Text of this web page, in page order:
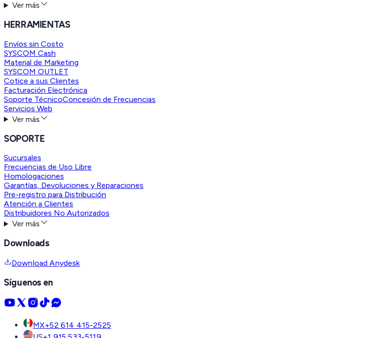
Ver más
HERRAMIENTAS
Envíos sin Costo
SYSCOM Cash
Material de Marketing
SYSCOM OUTLET
Cotice a sus Clientes
Facturación Electrónica
Soporte TécnicoConcesión de Frecuencias
Servicios Web
Ver más
SOPORTE
Sucursales
Frecuencias de Uso Libre
Homologaciones
Garantías, Devoluciones y Reparaciones
Pre-registro para Distribución
Atención a Clientes
Distribuidores No Autorizados
Ver más
Downloads
Download Anydesk
Síguenos en
MX+52 614 415-2525